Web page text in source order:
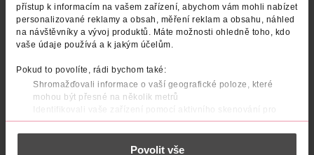
přístup k informacím na vašem zařízení, abychom vám mohli nabízet
personalizované reklamy a obsah, měření reklam a obsahu, náhled
na návštěvníky a vývoj produktů. Máte možnosti ohledně toho, kdo
vaše údaje používá a k jakým účelům.
Pokud to povolíte, rádi bychom také:
Shromažďovali informace o vaší geografické poloze, které
mohou být přesné na několik metrů
Identifikovali vaše zařízení pomocí aktivního skenování pro
konkrétní charakteristiky (otisk prstu)
Zjistěte více o tom, jak zpracováváme vaše osobní údaje, a nastavte
části s podrobnostmi . Svůj souhlas můžete kdykoliv
Povolit vše
Sérum proti nedokonalostem
Mixa 30 ml
229 Kč
DO KOŠÍKU
Pleťové sérum Naked pro
problematickou pleť
Hej Organic